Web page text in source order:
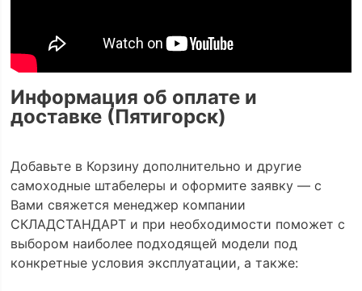
Информация об оплате и
доставке (Пятигорск)
Добавьте в Корзину дополнительно и другие
самоходные штабелеры и оформите заявку — с
Вами свяжется менеджер компании
СКЛАДСТАНДАРТ и при необходимости поможет с
выбором наиболее подходящей модели под
конкретные условия эксплуатации, а также: